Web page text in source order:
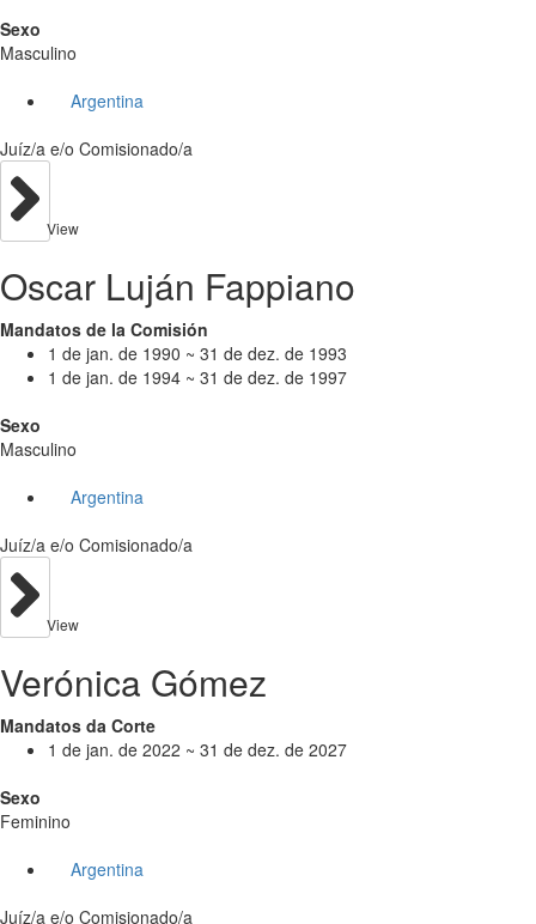
Sexo
Masculino
Argentina
Juíz/a e/o Comisionado/a
View
Oscar Luján Fappiano
Mandatos de la Comisión
1 de jan. de 1990 ~ 31 de dez. de 1993
1 de jan. de 1994 ~ 31 de dez. de 1997
Sexo
Masculino
Argentina
Juíz/a e/o Comisionado/a
View
Verónica Gómez
Mandatos da Corte
1 de jan. de 2022 ~ 31 de dez. de 2027
Sexo
Feminino
Argentina
Juíz/a e/o Comisionado/a